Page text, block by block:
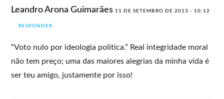
Leandro Arona Guimarães 11 DE SETEMBRO DE 2013 - 10:12
RESPONDER
“Voto nulo por ideologia política.” Real integridade moral
não tem preço; uma das maiores alegrias da minha vida é
ser teu amigo, justamente por isso!